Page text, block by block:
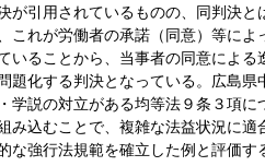
が引用されているものの、同判決
これが労働者の承諾（同意）等に
いることから、当事者の同意によ
題化する判決となっている。広島
学説の対立がある均等法９条３項
み込むことで、複雑な法益状況に
な強行法規範を確立した例と評価す